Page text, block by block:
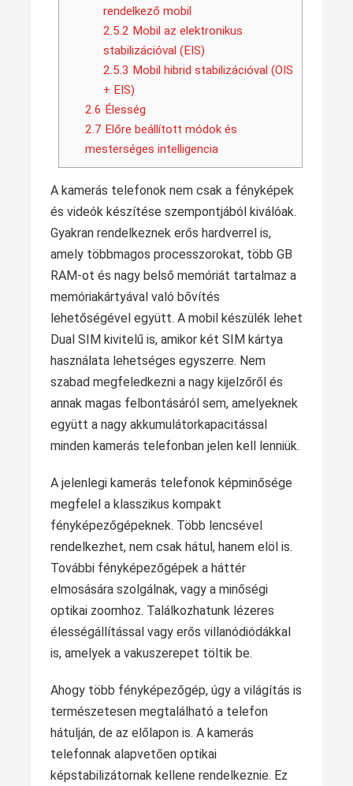
rendelkező mobil
2.5.2 Mobil az elektronikus
stabilizációval (EIS)
2.5.3 Mobil hibrid stabilizációval (OIS
+ EIS)
2.6 Élesség
2.7 Előre beállított módok és
mesterséges intelligencia
A kamerás telefonok nem csak a fényképek
és videók készítése szempontjából kiválóak.
Gyakran rendelkeznek erős hardverrel is,
amely többmagos processzorokat, több GB
RAM-ot és nagy belső memóriát tartalmaz a
memóriakártyával való bővítés
lehetőségével együtt. A mobil készülék lehet
Dual SIM kivitelű is, amikor két SIM kártya
használata lehetséges egyszerre. Nem
szabad megfeledkezni a nagy kijelzőről és
annak magas felbontásáról sem, amelyeknek
együtt a nagy akkumulátorkapacitással
minden kamerás telefonban jelen kell lenniük.
A jelenlegi kamerás telefonok képminősége
megfelel a klasszikus kompakt
fényképezőgépeknek. Több lencsével
rendelkezhet, nem csak hátul, hanem elöl is.
További fényképezőgépek a háttér
elmosására szolgálnak, vagy a minőségi
optikai zoomhoz. Találkozhatunk lézeres
élességállítással vagy erős villanódiódákkal
is, amelyek a vakuszerepet töltik be.
Ahogy több fényképezőgép, úgy a világítás is
természetesen megtalálható a telefon
hátulján, de az előlapon is. A kamerás
telefonnak alapvetően optikai
képstabilizátornak kellene rendelkeznie. Ez